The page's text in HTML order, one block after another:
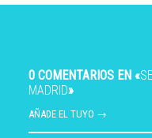
0 COMENTARIOS EN «
MADRID»
AÑADE EL TUYO →